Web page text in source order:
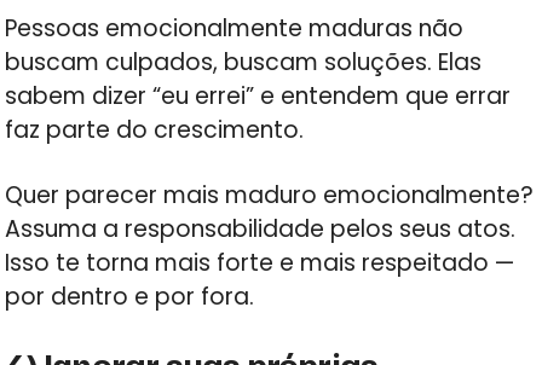
Pessoas emocionalmente maduras não
buscam culpados, buscam soluções. Elas
sabem dizer “eu errei” e entendem que errar
faz parte do crescimento.
Quer parecer mais maduro emocionalmente?
Assuma a responsabilidade pelos seus atos.
Isso te torna mais forte e mais respeitado —
por dentro e por fora.